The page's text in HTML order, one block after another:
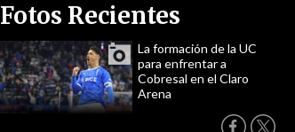
Fotos Recientes
La formación de la UC
para enfrentar a
Cobresal en el Claro
Arena